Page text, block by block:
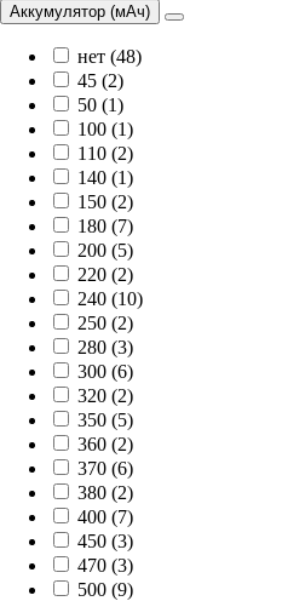
Аккумулятор (мАч)
нет (48)
45 (2)
50 (1)
100 (1)
110 (2)
140 (1)
150 (2)
180 (7)
200 (5)
220 (2)
240 (10)
250 (2)
280 (3)
300 (6)
320 (2)
350 (5)
360 (2)
370 (6)
380 (2)
400 (7)
450 (3)
470 (3)
500 (9)